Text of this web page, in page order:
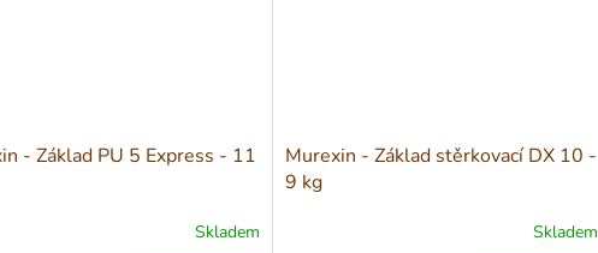
- Základ PU 5 Express - 11
Skladem
Murexin - Základ stěrkovací DX 10 -
9 kg
Skladem